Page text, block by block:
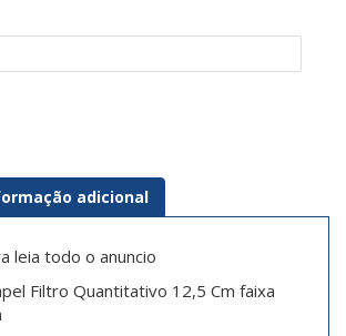
adicional
leia todo o anuncio
Filtro Quantitativo 12,5 Cm faixa